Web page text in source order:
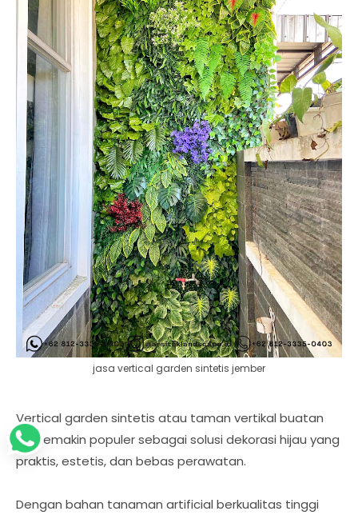
jasa vertical garden sintetis jember
Vertical garden sintetis atau taman vertikal buatan
kini semakin populer sebagai solusi dekorasi hijau yang
praktis, estetis, dan bebas perawatan.
Dengan bahan tanaman artificial berkualitas tinggi